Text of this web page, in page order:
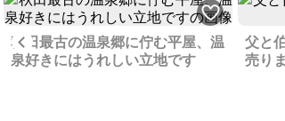
Previous
秋田最古の温泉郷に佇む平屋、温
泉好きにはうれしい立地です
父と
売り